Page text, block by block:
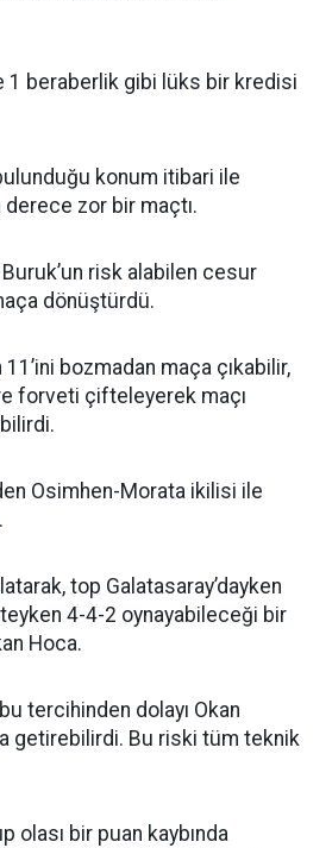
1 beraberlik gibi lüks bir kredisi
konum itibari ile
zor bir maçtı.
Buruk’un risk alabilen cesur
dönüştürdü.
bozmadan maça çıkabilir,
forveti çifteleyerek maçı
Osimhen-Morata ikilisi ile
top Galatasaray’dayken
4-4-2 oynayabileceği bir
Hoca.
tercihinden dolayı Okan
getirebilirdi. Bu riski tüm teknik
olası bir puan kaybında